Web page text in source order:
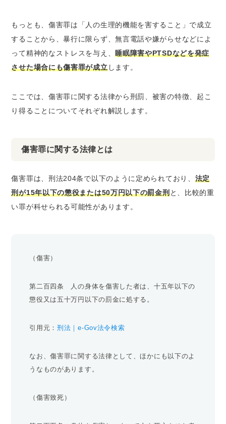
もっとも、傷害罪は「人の生理的機能を害すること」で成立
することから、暴行に限らず、無言電話や嫌がらせなどによ
って精神的なストレスを与え、睡眠障害やPTSDなどを発症
させた場合にも傷害罪が成立します。
ここでは、傷害罪に関する法律から刑罰、被害の特徴、起こ
り得ることについてそれぞれ解説します。
傷害罪に関する法律とは
傷害罪は、刑法204条で以下のように定められており、 法定
刑が15年以下の懲役または50万円以下の罰金刑と、比較的重
い罪が科せられる可能性があります。
（傷害）
第二百四条 人の身体を傷害した者は、十五年以下の
懲役又は五十万円以下の罰金に処する。
引用元：刑法｜e-Gov法令検索
なお、傷害罪に関する法律として、ほかにも以下のよ
うなものがあります。
（傷害致死）